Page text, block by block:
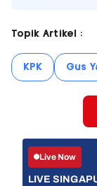
Topik Artikel :
KPK Gus
Live Now
LIVE